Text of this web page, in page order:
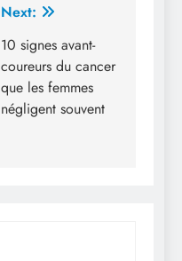
Next:
10 signes avant-
coureurs du cancer
que les femmes
négligent souvent